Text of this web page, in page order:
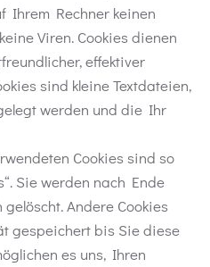
Ihrem Rechner keinen
Viren. Cookies dienen
effektiver
sind kleine Textdateien,
werden und die Ihr
Cookies sind so
Sie werden nach Ende
Andere Cookies
gespeichert bis Sie diese
es uns, Ihren